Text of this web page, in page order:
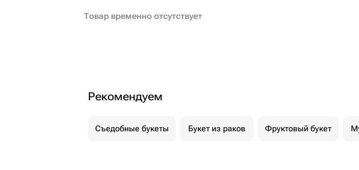
Товар временно отсутствует
Рекомендуем
Съедобные букеты Букет из раков Фруктовый букет